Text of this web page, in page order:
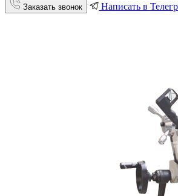
Заказать звонок Написать в